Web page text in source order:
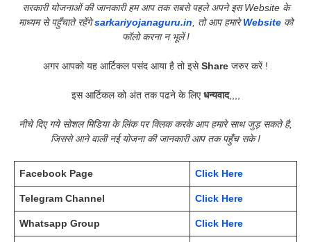
सरकारी योजनाओं की जानकारी हम आप तक सबसे पहले अपने इस Website के
माध्यम से पहुँचाते रहेंगेsarkariyojanaguru.in , तो आप हमारेWebsiteको
फॉलो करना न भूलें !
अगर आपको यह आर्टिकल पसंद आया है तो इसेShare जरुर करें !
इस आर्टिकल को अंत तक पढने के लिएधन्यवाद,,,,
नीचे दिए गये सोशल मिडिया के लिंक पर क्लिक करके आप हमारे साथ जुड़ सकते है,
जिससे आने वाली नई योजना की जानकारी आप तक पहुँच सके !
Facebook Page Click Here
Telegram Channel Click Here
Whatsapp Group Click Here